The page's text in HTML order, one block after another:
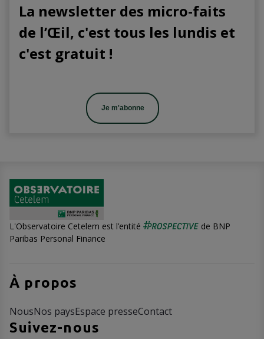
La newsletter des micro-faits
de l’Œil, c'est tous les lundis et
c'est gratuit !
Je m'abonne
L'Observatoire Cetelem est l’entité
de BNP
Paribas Personal Finance
À propos
NousNos paysEspace presseContact
Suivez-nous